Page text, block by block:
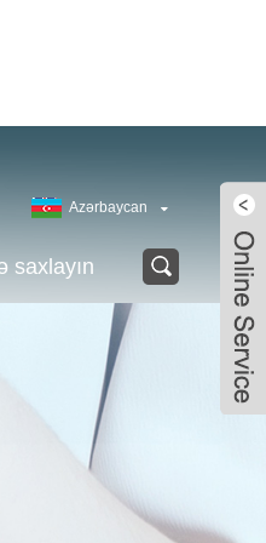
Azərbaycan
saxlayın